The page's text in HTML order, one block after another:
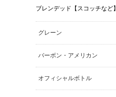
ブレンデッド【スコッチなど】
グレーン
バーボン・アメリカン
オフィシャルボトル